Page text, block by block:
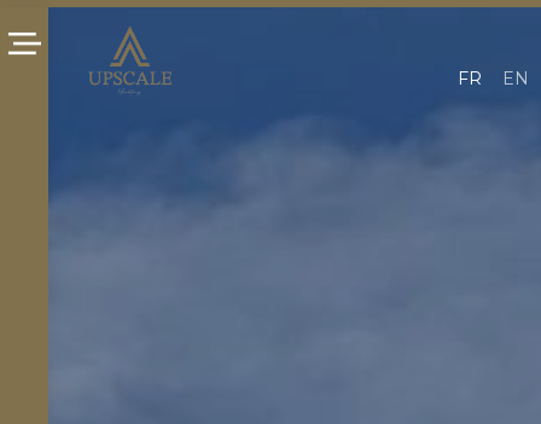
FR EN
Panneau de gestion des cookies